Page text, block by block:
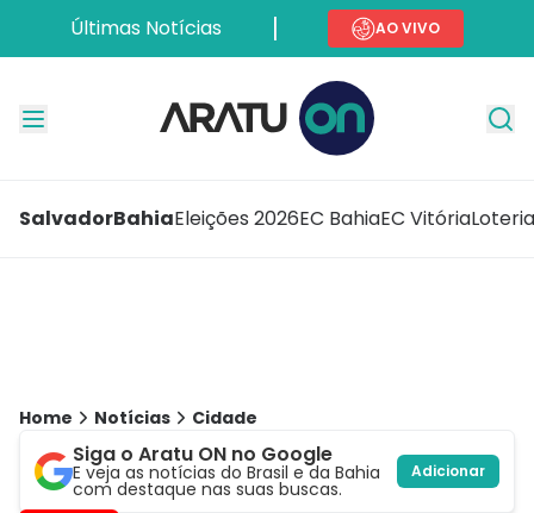
Últimas Notícias AO VIVO
SalvadorBahiaEleições 2026EC BahiaEC Vitória
Home Notícias Cidade
Siga o Aratu ON no Google
E veja as notícias do Brasil e da Bahia
com destaque nas suas buscas.
Adicionar